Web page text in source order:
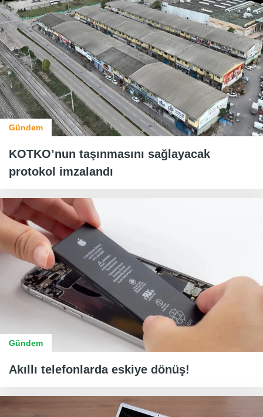
Gündem
KOTKO’nun taşınmasını sağlayacak
protokol imzalandı
Gündem
Akıllı telefonlarda eskiye dönüş!